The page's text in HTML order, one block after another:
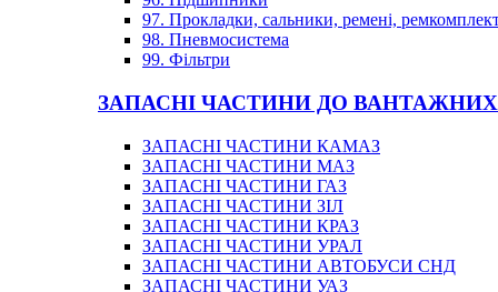
97. Прокладки, сальники, ремені,
98. Пневмосистема
99. Фільтри
ЗАПАСНІ ЧАСТИНИ ДО
ЗАПАСНІ ЧАСТИНИ КАМАЗ
ЗАПАСНІ ЧАСТИНИ МАЗ
ЗАПАСНІ ЧАСТИНИ ГАЗ
ЗАПАСНІ ЧАСТИНИ ЗІЛ
ЗАПАСНІ ЧАСТИНИ КРАЗ
ЗАПАСНІ ЧАСТИНИ УРАЛ
ЗАПАСНІ ЧАСТИНИ АВТОБУСИ СНД
ЗАПАСНІ ЧАСТИНИ УАЗ